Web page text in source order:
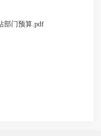
部门预算.pdf